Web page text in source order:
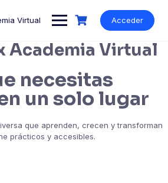
Acceder
Academia Virtual
necesitas
un solo lugar
que aprenden, crecen y transforman
prácticos y accesibles.